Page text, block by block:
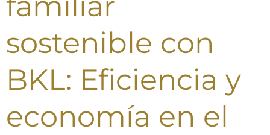
sostenible con
BKL: Eficiencia y
economía en el